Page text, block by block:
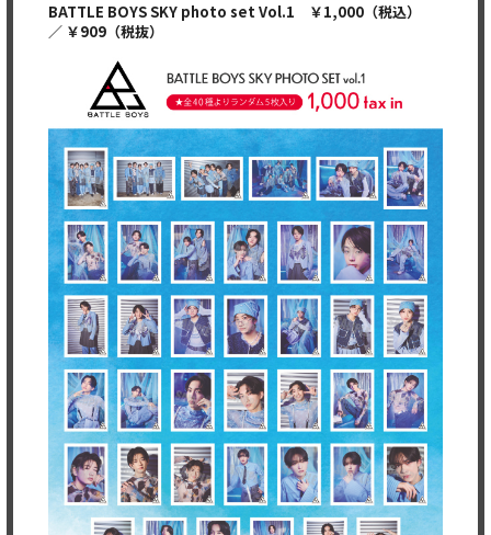
BATTLE BOYS SKY photo set Vol.1 ￥1,000（税込）
／ ￥909（税抜）